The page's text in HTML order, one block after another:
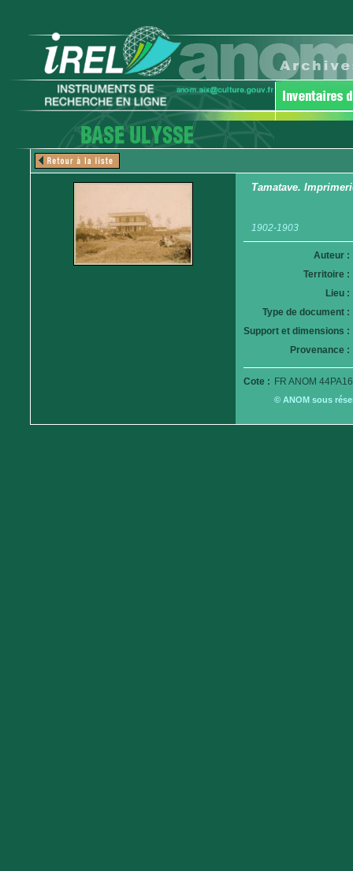
Tamatave.
1902-1903
Auteur :
Territoire :
Lieu :
Type de document :
Support et dimensions :
Provenance :
Cote : FR ANOM
© ANOM sous